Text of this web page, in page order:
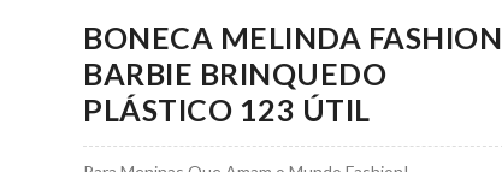
BONECA MELINDA FASHION
BARBIE BRINQUEDO
PLÁSTICO 123 ÚTIL